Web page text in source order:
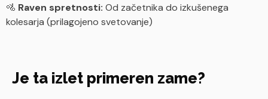
🚵 Raven spretnosti: Od začetnika do izkušenega
kolesarja (prilagojeno svetovanje)
Je ta izlet primeren zame?